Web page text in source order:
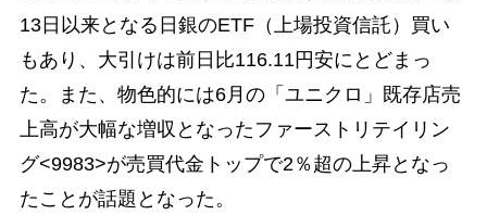
13日以来となる日銀のETF（上場投資信託）買い
もあり、大引けは前日比116.11円安にとどまっ
た。また、物色的には6月の「ユニクロ」既存店売
上高が大幅な増収となったファーストリテイリン
グ<9983>が売買代金トップで2％超の上昇となっ
たことが話題となった。